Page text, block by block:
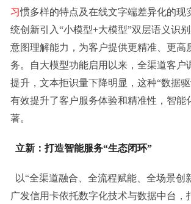
习惯多样的特点及在线文字端差异化的现
统创新引入“小模型+大模型”双层语义识
意图理解能力，为客户提供更精准、更高
务。自大模型功能启用以来，全渠道客户
提升，文本拒识量下降明显，这种“数据驱
有效提升了客户服务体验和精准性，智能
著。
立新：打造智能服务“生态闭环”
以“全渠道融合、全流程赋能、全场景创
广发信用卡依托数字化技术与数据中台，